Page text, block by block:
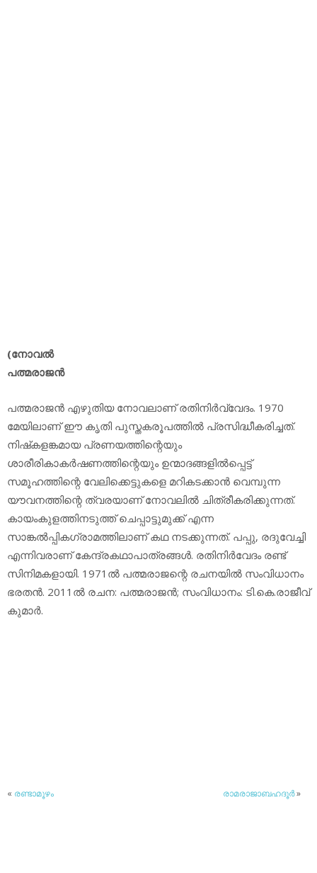
(നോവല്‍
പത്മരാജന്‍
പത്മരാജന്‍ എഴുതിയ നോവലാണ് രതിനിര്‍വ്വേദം. 1970
മേയിലാണ് ഈ കൃതി പുസ്തകരൂപത്തില്‍ പ്രസിദ്ധീകരിച്ചത്.
നിഷ്‌കളങ്കമായ പ്രണയത്തിന്റെയും
ശാരീരികാകര്‍ഷണത്തിന്റെയും ഉന്മാദങ്ങളില്‍പ്പെട്ട്
സമൂഹത്തിന്റെ വേലിക്കെട്ടുകളെ മറികടക്കാന്‍ വെമ്പുന്ന
യൗവനത്തിന്റെ ത്വരയാണ് നോവലില്‍ ചിത്രീകരിക്കുന്നത്.
കായംകുളത്തിനടുത്ത് ചെപ്പാട്ടുമുക്ക് എന്ന
സാങ്കല്‍പ്പികഗ്രാമത്തിലാണ് കഥ നടക്കുന്നത്. പപ്പു, രദുവേച്ചി
എന്നിവരാണ് കേന്ദ്രകഥാപാത്രങ്ങള്‍. രതിനിര്‍വേദം രണ്ട്
സിനിമകളായി. 1971ല്‍ പത്മരാജന്റെ രചനയില്‍ സംവിധാനം
ഭരതന്‍. 2011ല്‍ രചന: പത്മരാജന്‍; സംവിധാനം: ടി.കെ.രാജീവ്
കുമാര്‍.
« രണ്ടാമൂഴം രാമരാജാബഹദൂര്‍»